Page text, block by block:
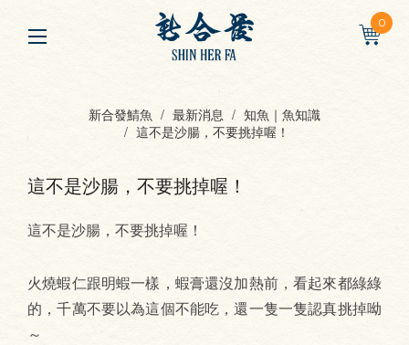
0
新合發鯖魚 最新消息
知魚｜魚知識
這不是沙腸，不要挑掉喔！
這不是沙腸，不要挑掉喔！
這不是沙腸，不要挑掉喔！
火燒蝦仁跟明蝦一樣，蝦膏還沒加熱前，看起來都綠綠
的，千萬不要以為這個不能吃，還一隻一隻認真挑掉呦
～